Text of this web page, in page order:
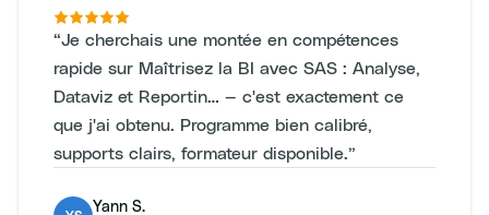
“Je cherchais une montée en compétences
rapide sur Maîtrisez la BI avec SAS : Analyse,
Dataviz et Reportin… — c'est exactement ce
que j'ai obtenu. Programme bien calibré,
supports clairs, formateur disponible.”
Yann S.